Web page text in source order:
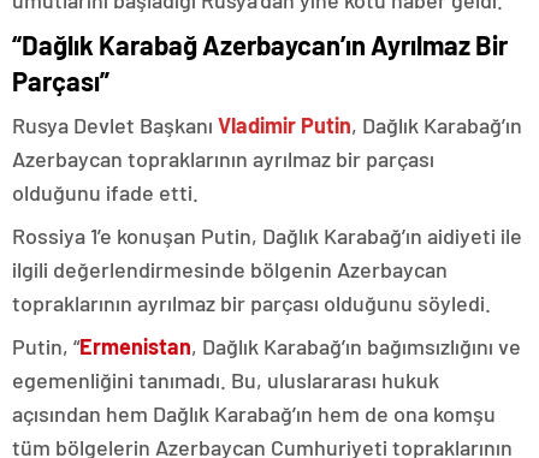
“Dağlık Karabağ Azerbaycan’ın Ayrılmaz Bir
Parçası”
Rusya Devlet Başkanı Vladimir Putin, Dağlık Karabağ’ın
Azerbaycan topraklarının ayrılmaz bir parçası
olduğunu ifade etti.
Rossiya 1’e konuşan Putin, Dağlık Karabağ’ın aidiyeti ile
ilgili değerlendirmesinde bölgenin Azerbaycan
topraklarının ayrılmaz bir parçası olduğunu söyledi.
Putin, “Ermenistan, Dağlık Karabağ’ın bağımsızlığını ve
egemenliğini tanımadı. Bu, uluslararası hukuk
açısından hem Dağlık Karabağ’ın hem de ona komşu
tüm bölgelerin Azerbaycan Cumhuriyeti topraklarının